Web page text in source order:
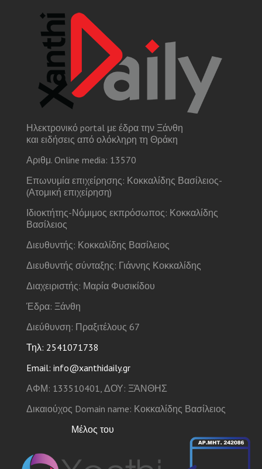
Ηλεκτρονικό portal με έδρα την Ξάνθη
και ειδήσεις από ολόκληρη τη Θράκη
Αριθμ. Online media: 13570
Επωνυμία επιχείρησης: Κοκκαλίδης Βασίλειος-
(Ατομική επιχείρηση)
Ιδιοκτήτης-Νόμιμος εκπρόσωπος: Κοκκαλίδης
Βασίλειος
Διευθυντής: Κοκκαλίδης Βασίλειος
Διευθυντής σύνταξης: Γιάννης Κοκκαλίδης
Διαχειριστής: Μαρία Φυσικίδου
Έδρα: Ξάνθη
Διεύθυνση: Πραξιτέλους 67
Τηλ: 2541071738
Email: info@xanthidaily.gr
ΑΦΜ: 133510401, ΔΟΥ: ΞΆΝΘΗΣ
Δικαιούχος Domain name: Κοκκαλίδης Βασίλειος
Μέλος του